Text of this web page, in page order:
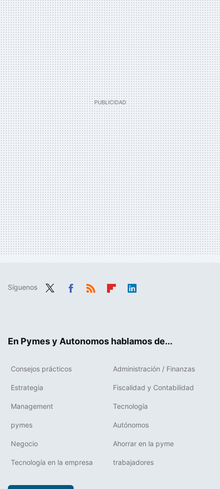
Síguenos
En Pymes y Autonomos hablamos de...
Consejos prácticos Administración / Finanzas
Estrategia Fiscalidad y Contabilidad
Management Tecnología
pymes Autónomos
Negocio Ahorrar en la pyme
Tecnología en la empresa trabajadores